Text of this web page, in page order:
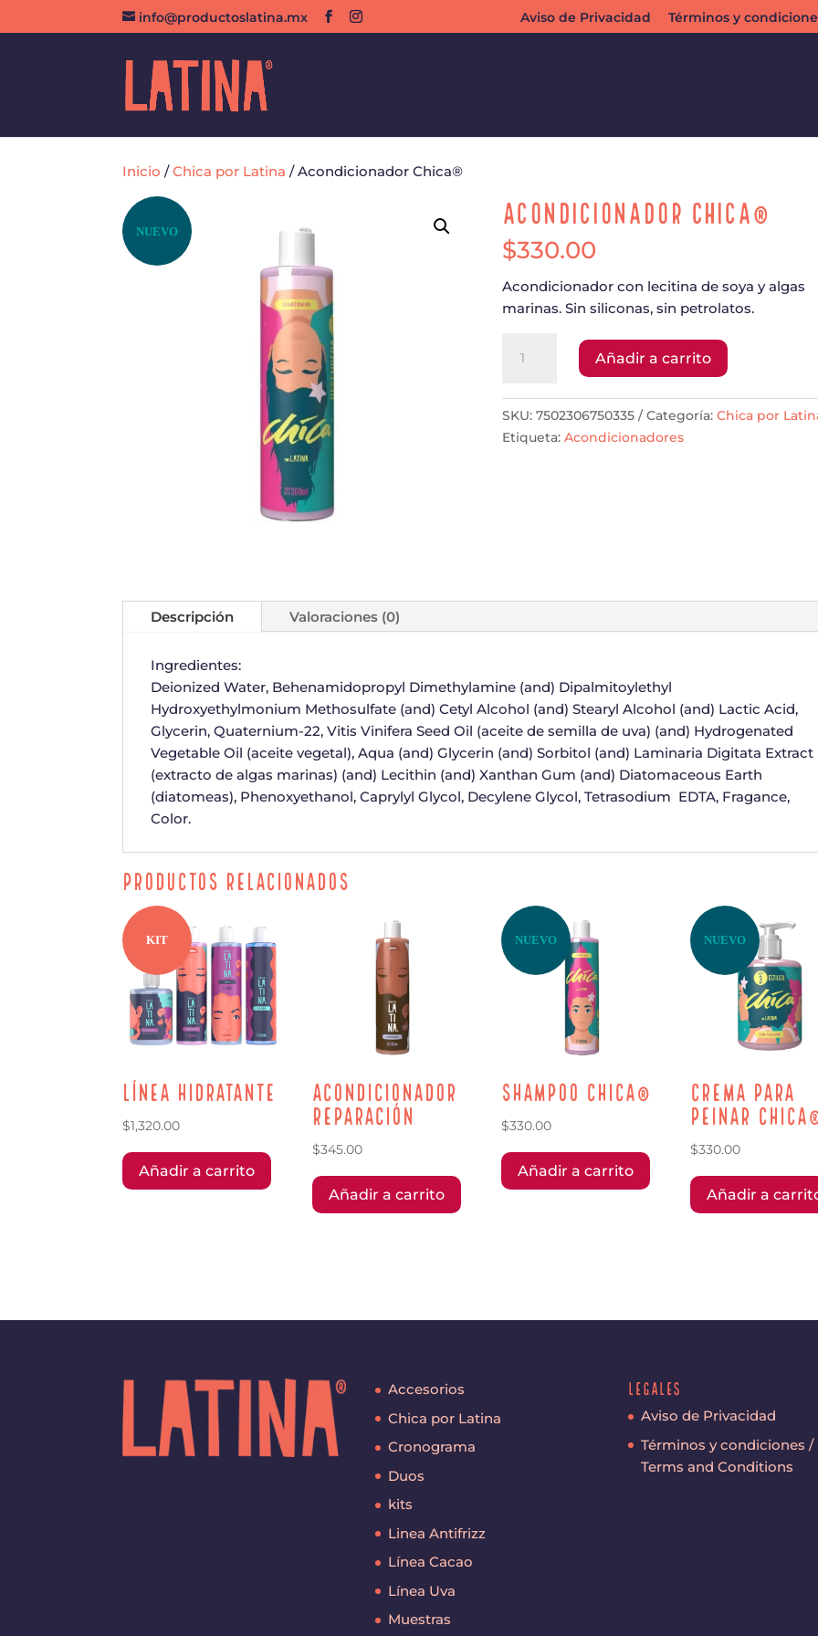
info@productoslatina.mx Aviso de Privacidad Términos y
Inicio /Chica por Latina / Acondicionador Chica®
NUEVO
Acondicionador Chica®
$330.00
Acondicionador con lecitina de soya y algas
marinas. Sin siliconas, sin petrolatos.
Acondicionador
Chica®
Añadir a carrito
SKU: 7502306750335 Categoría: Chica por
Etiqueta: Acondicionadores
Descripción Valoraciones (0)
Ingredientes:
Deionized Water, Behenamidopropyl Dimethylamine (and) Dipalmitoylethyl
Hydroxyethylmonium Methosulfate (and) Cetyl Alcohol (and) Stearyl Alcohol (and) Lactic Acid,
Glycerin, Quaternium-22, Vitis Vinifera Seed Oil (aceite de semilla de uva) (and) Hydrogenated
Vegetable Oil (aceite vegetal), Aqua (and) Glycerin (and) Sorbitol (and) Laminaria Digitata Extract
(extracto de algas marinas) (and) Lecithin (and) Xanthan Gum (and) Diatomaceous Earth
(diatomeas), Phenoxyethanol, Caprylyl Glycol, Decylene Glycol, Tetrasodium EDTA, Fragance,
Color.
Productos relacionados
KIT
Línea Hidratante
$1,320.00
Añadir a carrito
Acondicionador
Reparación
$345.00
Añadir a carrito
NUEVO
Shampoo Chica®
$330.00
Añadir a carrito
NUEVO
Crema para
peinar
$330.00
Añadir a
Accesorios
Chica por Latina
Cronograma
Duos
kits
Linea Antifrizz
Línea Cacao
Línea Uva
Muestras
Legales
Aviso de Privacidad
Términos y condiciones /
Terms and Conditions